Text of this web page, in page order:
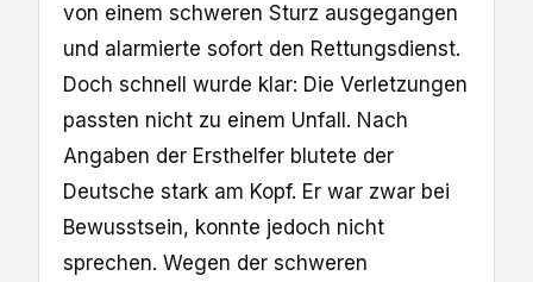
von einem schweren Sturz ausgegangen
und alarmierte sofort den Rettungsdienst.
Doch schnell wurde klar: Die Verletzungen
passten nicht zu einem Unfall. Nach
Angaben der Ersthelfer blutete der
Deutsche stark am Kopf. Er war zwar bei
Bewusstsein, konnte jedoch nicht
sprechen. Wegen der schweren